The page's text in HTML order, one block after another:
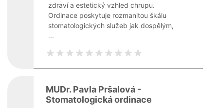
zdraví a estetický vzhled chrupu.
Ordinace poskytuje rozmanitou škálu
stomatologických služeb jak dospělým,
...
MUDr. Pavla Pršalová -
Stomatologická ordinace